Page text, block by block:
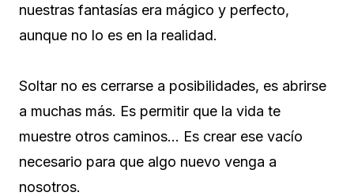
nuestras fantasías era mágico y perfecto,
aunque no lo es en la realidad.
Soltar no es cerrarse a posibilidades, es abrirse
a muchas más. Es permitir que la vida te
muestre otros caminos… Es crear ese vacío
necesario para que algo nuevo venga a
nosotros.